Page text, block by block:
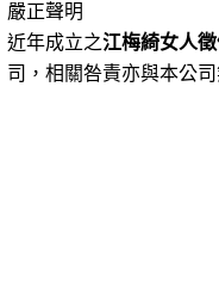
嚴正聲明
近年成立之江梅綺女人
司，相關咎責亦與本公司